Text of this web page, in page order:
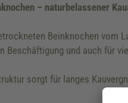
– naturbelassener
Beinknochen vom
Beschäftigung und auch für
sorgt für langes